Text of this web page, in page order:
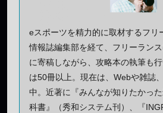
eスポーツを精力的に取材するフリ
情報誌編集部を経て、フリーラン
に寄稿しながら、攻略本の執筆も
は50冊以上。現在は、Webや雑誌
中。近著に『みんなが知りたかっ
科書』（秀和システム刊）、『